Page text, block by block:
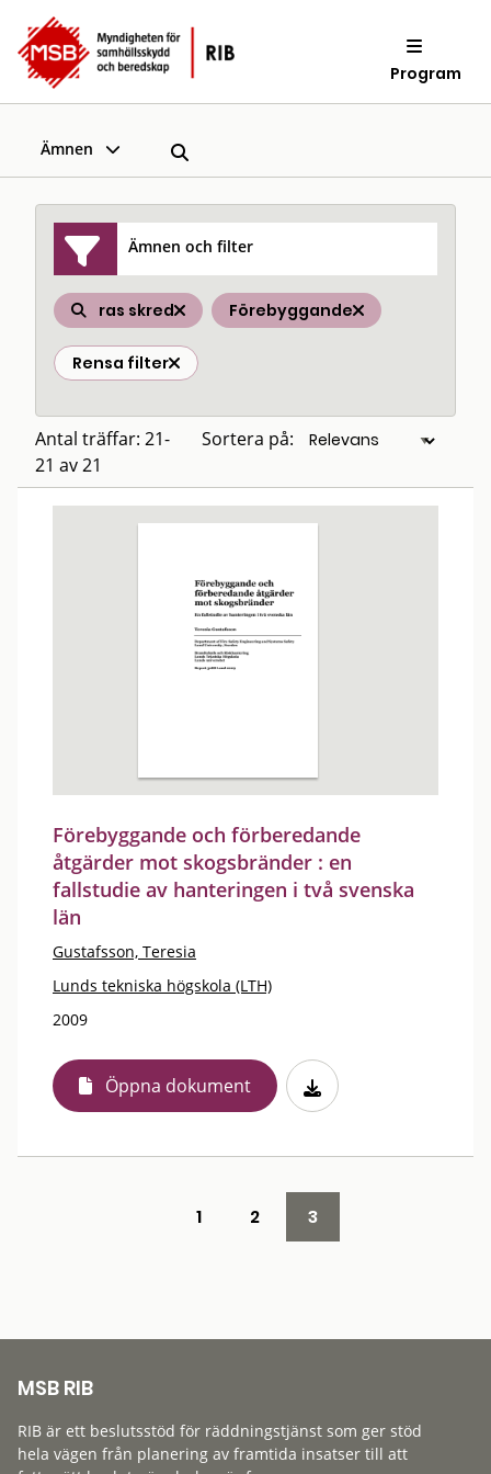
Program
Ämnen
Ämnen och filter
ras skred Förebyggande
Rensa filter
Antal träffar: 21-
21 av 21
Sortera på:
Förebyggande och förberedande
åtgärder mot skogsbränder : en
fallstudie av hanteringen i två svenska
län
Gustafsson, Teresia
Lunds tekniska högskola (LTH)
2009
Öppna dokument
1 2 3
MSB RIB
RIB är ett beslutsstöd för räddningstjänst som ger stöd
hela vägen från planering av framtida insatser till att